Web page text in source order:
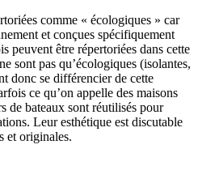
comme « écologiques » car
et conçues spécifiquement
peuvent être répertoriées dans cette
sont pas qu’écologiques (isolantes,
donc se différencier de cette
ce qu’on appelle des maisons
de bateaux sont réutilisés pour
Leur esthétique est discutable
et originales.